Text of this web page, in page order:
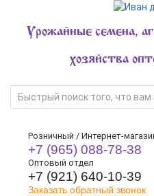
Урожайные семена,
хозяйства
Розничный / Интернет-
+7 (965) 088-78-38
Оптовый отдел
+7 (921) 640-10-39
Заказать обратный звонок